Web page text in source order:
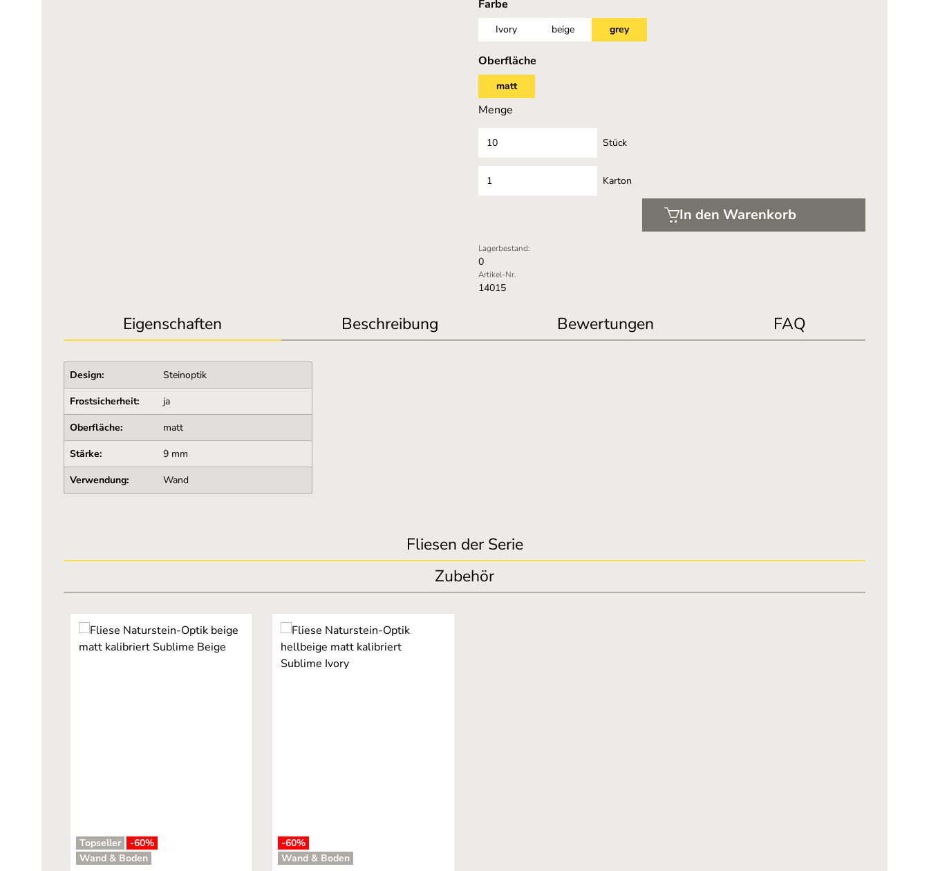
Farbe
Ivory beige grey
Oberfläche
matt
Menge
Stück
Karton
In den Warenkorb
Lagerbestand:
0
Artikel-Nr.
14015
Eigenschaften Beschreibung Bewertungen FAQ
Design:
Steinoptik
Frostsicherheit:
ja
Oberfläche:
matt
Stärke:
9 mm
Verwendung:
Wand
Fliesen der Serie
Zubehör
Produktgalerie überspringen
Topseller -60%
Wand & Boden
-60%
Wand & Boden